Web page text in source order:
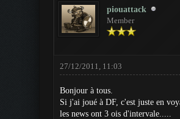
piouattack
Member
27/12/2011, 11:03
Bonjour à tous.
Si j'ai joué à DF, c'est juste en
les news ont 3 ois d'intervale.....